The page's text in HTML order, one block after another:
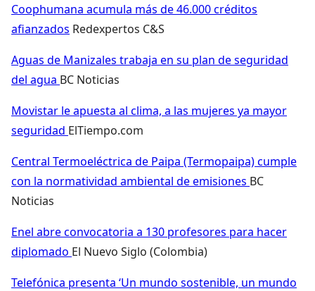
Coophumana acumula más de 46.000 créditos
afianzados Redexpertos C&S
Aguas de Manizales trabaja en su plan de seguridad
del agua BC Noticias
Movistar le apuesta al clima, a las mujeres ya mayor
seguridad ElTiempo.com
Central Termoeléctrica de Paipa (Termopaipa) cumple
con la normatividad ambiental de emisiones BC
Noticias
Enel abre convocatoria a 130 profesores para hacer
diplomado El Nuevo Siglo (Colombia)
Telefónica presenta ‘Un mundo sostenible, un mundo